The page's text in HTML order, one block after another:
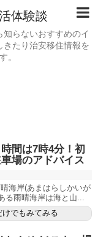
体験談
らないおすすめのイ
たり治安移住情報を
。
間は7時4分！初
場のアドバイス
海岸(あまはらしかいが
る雨晴海岸は海と山...
けでもみてみる